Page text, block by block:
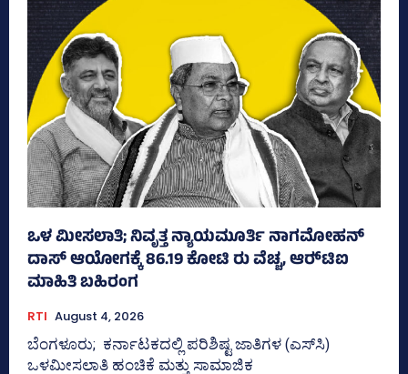
ಒಳ ಮೀಸಲಾತಿ; ನಿವೃತ್ತ ನ್ಯಾಯಮೂರ್ತಿ ನಾಗಮೋಹನ್
ದಾಸ್ ಆಯೋಗಕ್ಕೆ 86.19 ಕೋಟಿ ರು ವೆಚ್ಚ, ಆರ್‍‌ಟಿಐ
ಮಾಹಿತಿ ಬಹಿರಂಗ
RTI August 4, 2026
ಬೆಂಗಳೂರು; ಕರ್ನಾಟಕದಲ್ಲಿ ಪರಿಶಿಷ್ಟ ಜಾತಿಗಳ (ಎಸ್‌ಸಿ)
ಒಳಮೀಸಲಾತಿ ಹಂಚಿಕೆ ಮತ್ತು ಸಾಮಾಜಿಕ